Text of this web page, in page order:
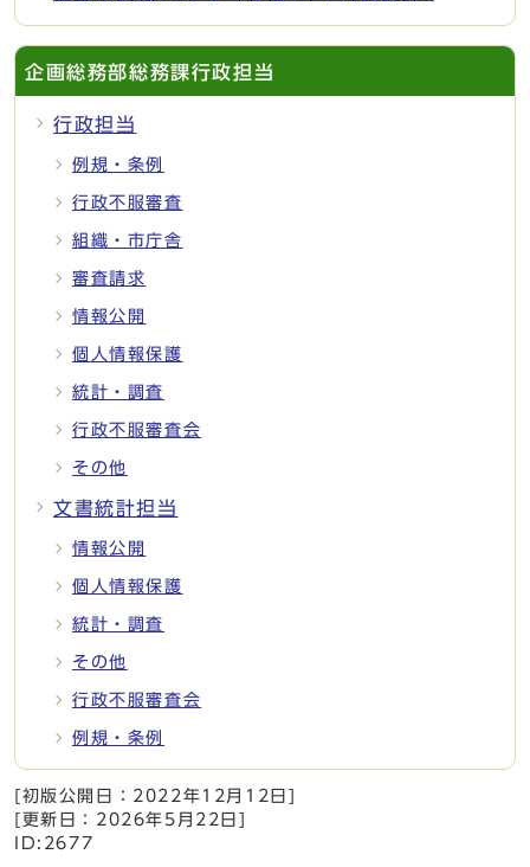
企画総務部総務課行政担当
行政担当
例規・条例
行政不服審査
組織・市庁舎
審査請求
情報公開
個人情報保護
統計・調査
行政不服審査会
その他
文書統計担当
情報公開
個人情報保護
統計・調査
その他
行政不服審査会
例規・条例
[初版公開日： 2022年12月12日
[更新日： 2026年5月22日
ID:2677